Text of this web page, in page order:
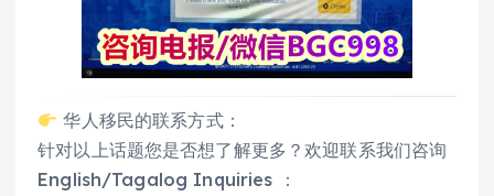
华人移民的联系方式：
针对以上话题您是否想了解更多？欢迎联系我们咨询
English/Tagalog Inquiries ：